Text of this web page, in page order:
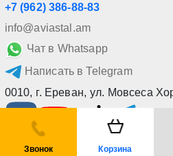
Звонок Корзина
+7 (962) 386-88-83
info@aviastal.am
Чат в Whatsapp
Написать в Telegram
0010, г. Ереван, ул. Мовсеса
Экспресс заявка